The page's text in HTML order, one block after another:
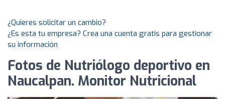
¿Quieres solicitar un cambio?
¿Es esta tu empresa? Crea una cuenta gratis para gestionar
su información
Fotos de Nutriólogo deportivo en
Naucalpan. Monitor Nutricional